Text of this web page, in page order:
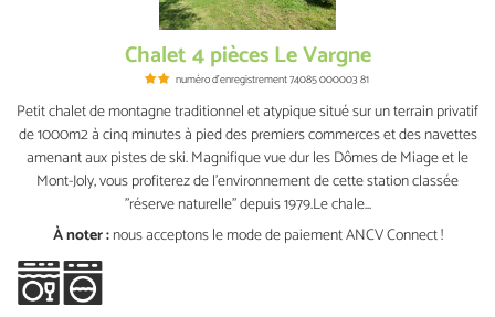
Chalet 4 pièces Le Vargne
numéro d'enregistrement74085 000003 81
Petit chalet de montagne traditionnel et atypique situé sur un terrain privatif
de 1000m2 à cinq minutes à pied des premiers commerces et des navettes
amenant aux pistes de ski. Magnifique vue dur les Dômes de Miage et le
Mont-Joly, vous profiterez de l'environnement de cette station classée
"réserve naturelle" depuis 1979.Le chale...
À noter :nous acceptons le mode de paiement ANCV Connect !